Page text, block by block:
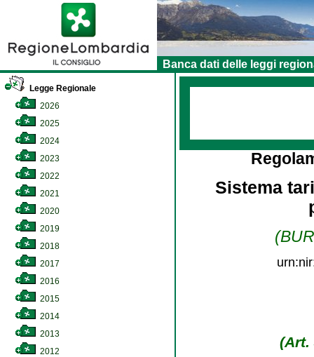
Banca dati delle leggi
Legge Regionale
2026
2025
2024
2023
2022
2021
2020
2019
2018
2017
2016
2015
2014
2013
2012
Sistema
(Art.